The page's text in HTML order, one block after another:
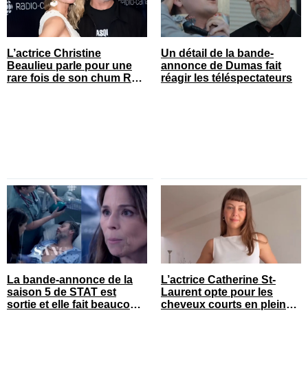
L’actrice Christine
Beaulieu parle pour une
rare fois de son chum Roy
Un détail de la bande-
annonce de Dumas fait
réagir les téléspectateurs
La bande-annonce de la
saison 5 de STAT est
sortie et elle fait beaucoup
L’actrice Catherine St-
Laurent opte pour les
cheveux courts en pleine